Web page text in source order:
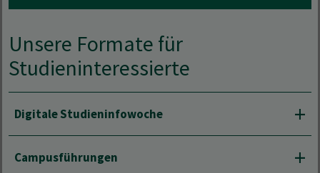
Unsere Formate für
Studieninteressierte
Digitale Studieninfowoche
Campusführungen